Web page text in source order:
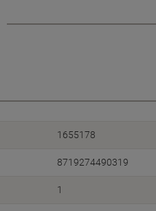
1655178
8719274490319
1